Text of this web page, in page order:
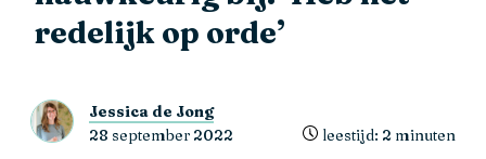
redelijk op orde’
Jessica de Jong
28 september 2022
leestijd: 2 minuten